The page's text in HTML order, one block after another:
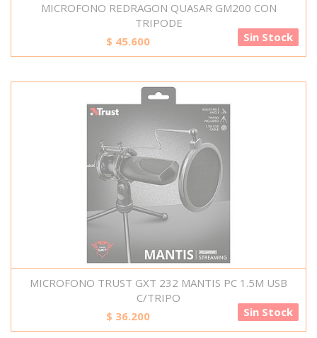
MICROFONO REDRAGON QUASAR GM200 CON
TRIPODE
$ 45.600 Sin Stock
MICROFONO TRUST GXT 232 MANTIS PC 1.5M USB
C/TRIPO
$ 36.200 Sin Stock